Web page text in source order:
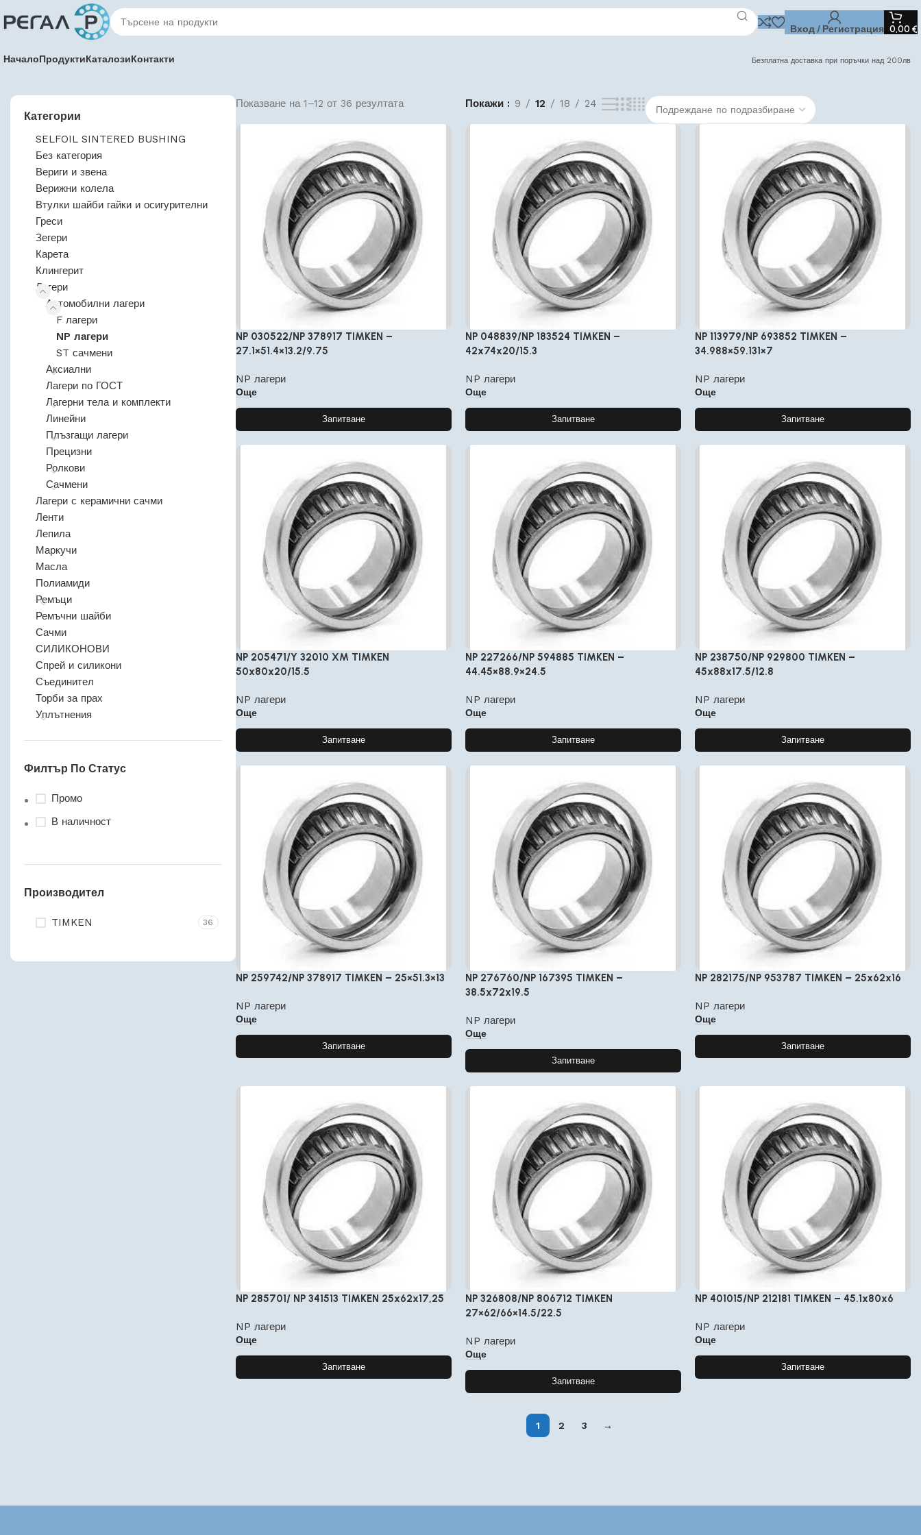
Вход / Регистрация 0,00 €
НачалоПродуктиКаталозиКонтакти Безплатна доставка при поръчки над 200лв
Категории
SELFOIL SINTERED BUSHING
Без категория
Вериги и звена
Верижни колела
Втулки шайби гайки и осигурителни
Греси
Зегери
Карета
Клингерит
Лагери
Автомобилни лагери
F лагери
NP лагери
ST сачмени
Аксиални
Лагери по ГОСТ
Лагерни тела и комплекти
Линейни
Плъзгащи лагери
Прецизни
Ролкови
Сачмени
Лагери с керамични сачми
Ленти
Лепила
Маркучи
Масла
Полиамиди
Ремъци
Ремъчни шайби
Сачми
СИЛИКОНОВИ
Спрей и силикони
Съединител
Торби за прах
Уплътнения
Филтър По Статус
Промо
В наличност
Производител
TIMKEN 36
Показване на 1–12 от 36 резултата Покажи 9 12 18 24
NP 030522/NP 378917 TIMKEN –
27.1×51.4×13.2/9.75
NP лагери
Още
Запитване
NP 048839/NP 183524 TIMKEN –
42x74x20/15.3
NP лагери
Още
Запитване
NP 113979/NP 693852 TIMKEN –
34.988×59.131×7
NP лагери
Още
Запитване
NP 205471/Y 32010 XM TIMKEN
50x80x20/15.5
NP лагери
Още
Запитване
NP 227266/NP 594885 TIMKEN –
44.45×88.9×24.5
NP лагери
Още
Запитване
NP 238750/NP 929800 TIMKEN –
45x88x17.5/12.8
NP лагери
Още
Запитване
NP 259742/NP 378917 TIMKEN – 25×51.3×13
NP лагери
Още
Запитване
NP 276760/NP 167395 TIMKEN –
38.5x72x19.5
NP лагери
Още
Запитване
NP 282175/NP 953787 TIMKEN – 25x62x16
NP лагери
Още
Запитване
NP 285701/ NP 341513 TIMKEN 25x62x17,25
NP лагери
Още
Запитване
NP 326808/NP 806712 TIMKEN
27×62/66×14.5/22.5
NP лагери
Още
Запитване
NP 401015/NP 212181 TIMKEN – 45.1x80x6
NP лагери
Още
Запитване
1 2 3 →